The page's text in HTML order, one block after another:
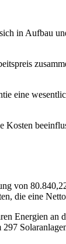
in Aufbau
eine
von
die eine
Energien